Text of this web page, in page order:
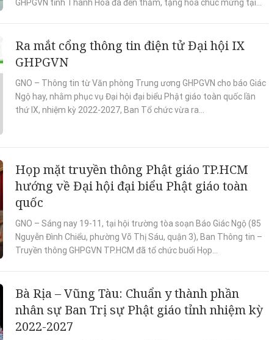
GHPGVN tỉnh Thanh Hóa đã đến thăm, tặng hoa chúc mừng tại...
Ra mắt cổng thông tin điện tử Đại hội IX
GHPGVN
GNO – Thông tin từ Văn phòng Trung ương GHPGVN cho báo Giác
Ngộ hay, nhằm phục vụ Đại hội đại biểu Phật giáo toàn quốc lần
thứ IX, nhiệm kỳ 2022-2027, Ban Tổ chức vừa ra...
Họp mặt truyền thông Phật giáo TP.HCM
hướng về Đại hội đại biểu Phật giáo toàn
quốc
GNO – Sáng nay 19-11, tại hội trường tòa soạn Báo Giác Ngộ (85
Nguyễn Đình Chiểu, phường Võ Thị Sáu, quận 3), Ban Thông tin –
Truyền thông GHPGVN TP.HCM đã tổ chức buổi Họp...
Bà Rịa – Vũng Tàu: Chuẩn y thành phần
nhân sự Ban Trị sự Phật giáo tỉnh nhiệm kỳ
2022-2027